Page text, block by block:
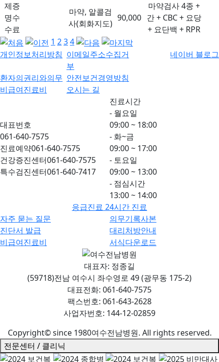
제증
명수
수료
마약, 알콜검
사(회화지도)
90,000
마약검사 4종 +
간 + CBC + 요당
+ 요단백 + RPR
1 234
개인정보처리방침 이메일주소수집거
부
환자의권리와의무 안전보건경영방침
비급여진료비
오시는 길
네이버 블로그
대표번호
061-640-7575
진료예약061-640-7575
건강증진센터061-640-7575
특수검진센터061-640-7417
진료시간
- 월요일
09:00 ~ 18:00
- 화~금
09:00 ~ 17:00
- 토요일
09:00 ~ 13:00
- 점심시간
13:00 ~ 14:00
응급진료 24시간 진료
자주 묻는 질문
의무기록사본
진단서 발급
대리처방안내
비급여진료비
서식다운로드
대표자: 정종길
(59718)전남 여수시 좌수영로 49 (광무동 175-2)
대표전화: 061-640-7575
팩스번호: 061-643-2628
사업자번호: 144-12-02859
Copyright© since 1980여수전남병원. All rights reserved.
전문센터 / 클리닉